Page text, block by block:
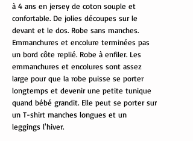
à 4 ans en jersey de coton souple et
confortable. De jolies découpes sur le
devant et le dos. Robe sans manches.
Emmanchures et encolure terminées pas
un bord côte replié. Robe à enfiler. Les
emmanchures et encolures sont assez
large pour que la robe puisse se porter
longtemps et devenir une petite tunique
quand bébé grandit. Elle peut se porter sur
un T-shirt manches longues et un
leggings l'hiver.